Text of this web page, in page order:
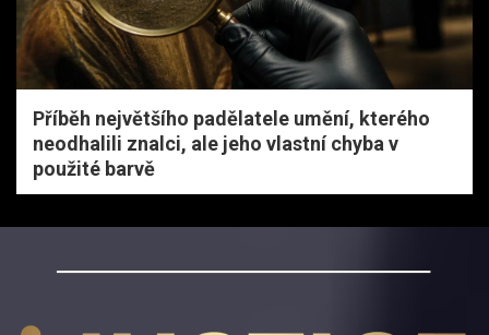
Příběh největšího padělatele umění, kterého
neodhalili znalci, ale jeho vlastní chyba v
použité barvě